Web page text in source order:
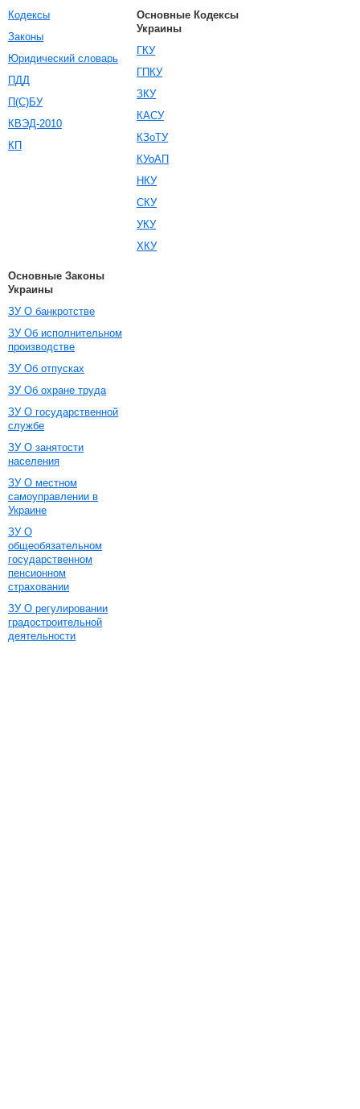
Кодексы
Законы
Юридический словарь
ПДД
П(С)БУ
КВЭД-2010
КП
Основные Кодексы
Украины
ГКУ
ГПКУ
ЗКУ
КАСУ
КЗоТУ
КУоАП
НКУ
СКУ
УКУ
ХКУ
Основные Законы
Украины
ЗУ О банкротстве
ЗУ Об исполнительном
производстве
ЗУ Об отпусках
ЗУ Об охране труда
ЗУ О государственной
службе
ЗУ О занятости
населения
ЗУ О местном
самоуправлении в
Украине
ЗУ О
общеобязательном
государственном
пенсионном
страховании
ЗУ О регулировании
градостроительной
деятельности